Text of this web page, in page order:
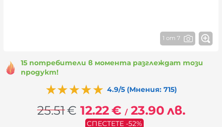
1 от 7
15 потребители в момента разглеждат този
продукт!
4.9/5 (Мнения: 715)
25.51€ 12.22€ / 23.90 лв.
СПЕСТЕТЕ -52%